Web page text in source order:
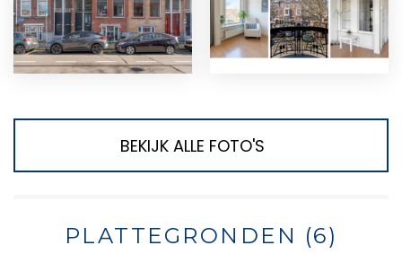
BEKIJK ALLE FOTO'S
PLATTEGRONDEN (6)